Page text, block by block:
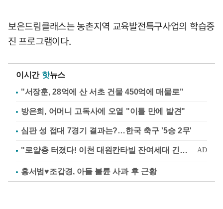
보은드림클래스는 농촌지역 교육발전특구사업의 학습증
진 프로그램이다.
이시간 핫뉴스
"서장훈, 28억에 산 서초 건물 450억에 매물로"
방은희, 어머니 고독사에 오열 "이틀 만에 발견"
심판 성 접대 7경기 결과는?…한국 축구 '5승 2무'
홍서범♥조갑경, 아들 불륜 사과 후 근황